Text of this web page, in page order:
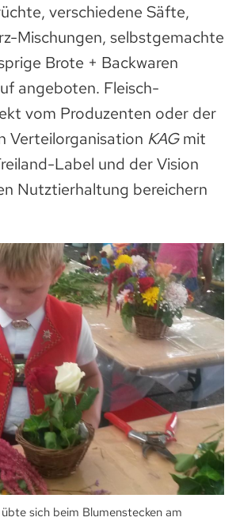
verschiedene Säfte,
Mischungen, selbstgemachte
Brote + Backwaren
angeboten. Fleisch-
vom Produzenten oder der
Verteilorganisation KAGmit
Label und der Vision
Nutztierhaltung bereichern
sich beim Blumenstecken am